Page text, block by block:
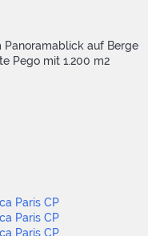
auf Berge
Pego mit 1.200 m2